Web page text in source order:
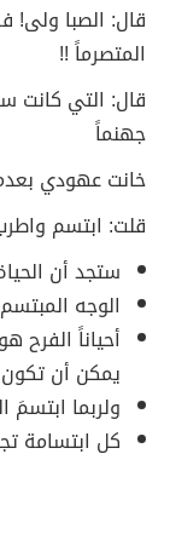
قال: الصبا ولى!
المتصرماً !!
قال: التي
جهنماً
خانت عهودي
قلت: ابتسم
ستجد أن
الوجه
أحياناً
يمكن أن
ولربما ابتسمَ
كل ابتسامة